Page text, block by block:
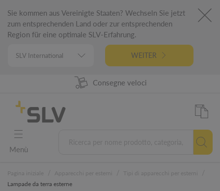
Sie kommen aus Vereinigte Staaten? Wechseln Sie jetzt
zum entsprechenden Land oder zur entsprechenden
Region für eine optimale SLV-Erfahrung.
WEITER
98% Disponibilità prodotti
Consegne veloci
5 Anni di garanzia
Progettato in Germania
Menù
Lampade da terra esterne